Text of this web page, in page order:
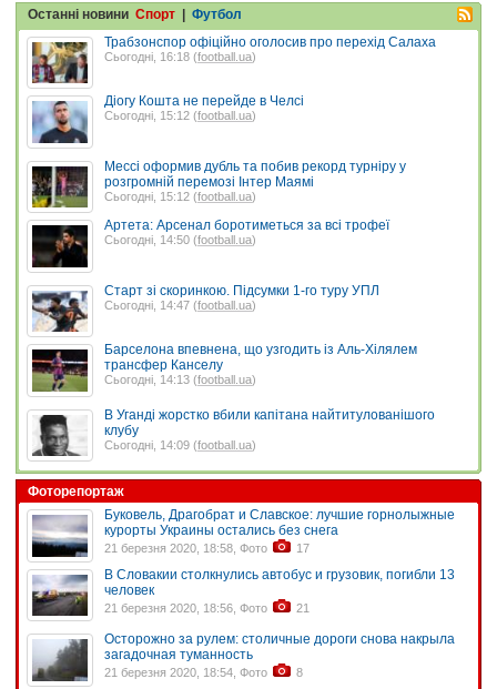
Останні новини Спорт | Футбол
Трабзонспор офіційно оголосив про перехід Салаха
Сьогодні, 16:18 (football.ua)
Діогу Кошта не перейде в Челсі
Сьогодні, 15:12 (football.ua)
Мессі оформив дубль та побив рекорд турніру у
розгромній перемозі Інтер Маямі
Сьогодні, 15:12 (football.ua)
Артета: Арсенал боротиметься за всі трофеї
Сьогодні, 14:50 (football.ua)
Старт зі скоринкою. Підсумки 1-го туру УПЛ
Сьогодні, 14:47 (football.ua)
Барселона впевнена, що узгодить із Аль-Хілялем
трансфер Канселу
Сьогодні, 14:13 (football.ua)
В Уганді жорстко вбили капітана найтитулованішого
клубу
Сьогодні, 14:09 (football.ua)
Фоторепортаж
Буковель, Драгобрат и Славское: лучшие горнолыжные
курорты Украины остались без снега
21 березня 2020, 18:58, Фото 17
В Словакии столкнулись автобус и грузовик, погибли 13
человек
21 березня 2020, 18:56, Фото 21
Осторожно за рулем: столичные дороги снова накрыла
загадочная туманность
21 березня 2020, 18:54, Фото 8